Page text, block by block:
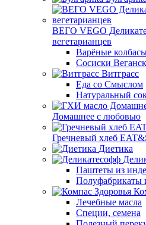
ВЕГО VEGO
вегетарианцев
Варёные
Сосиски
Витграсс
Еда со Смыслом
Натуральный
Домашнее с любовью
Гречневый хлеб
Диетика
Паштеты из
Полуфабрикаты
Лечебные масла
Специи, семена